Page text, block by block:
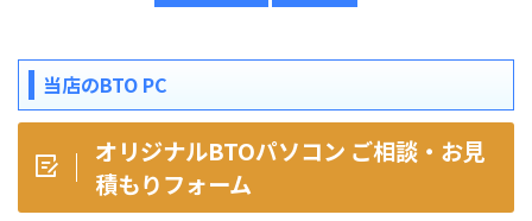
当店のBTO PC
オリジナルBTOパソコン ご相談・お見
積もりフォーム